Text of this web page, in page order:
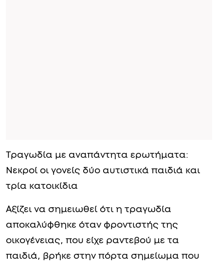
Τραγωδία με αναπάντητα ερωτήματα:
Νεκροί οι γονείς δύο αυτιστικά παιδιά και
τρία κατοικίδια
Αξίζει να σημειωθεί ότι η τραγωδία
αποκαλύφθηκε όταν φροντιστής της
οικογένειας, που είχε ραντεβού με τα
παιδιά, βρήκε στην πόρτα σημείωμα που